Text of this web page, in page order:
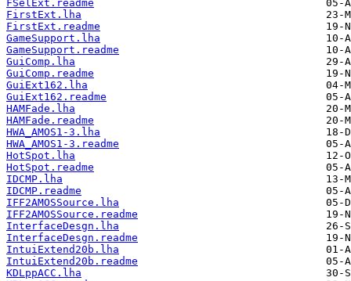
FSelExt.readme
FirstExt.lha
FirstExt.readme
GameSupport.lha
GameSupport.readme
GuiComp.lha
GuiComp.readme
GuiExt162.lha
GuiExt162.readme
HAMFade.lha
HAMFade.readme
HWA_AMOS1-3.lha
HWA_AMOS1-3.readme
HotSpot.lha
HotSpot.readme
IDCMP.lha
IDCMP.readme
IFF2AMOSSource.lha
IFF2AMOSSource.readme
InterfaceDesgn.lha
InterfaceDesgn.readme
IntuiExtend20b.lha
IntuiExtend20b.readme
KDLppACC.lha